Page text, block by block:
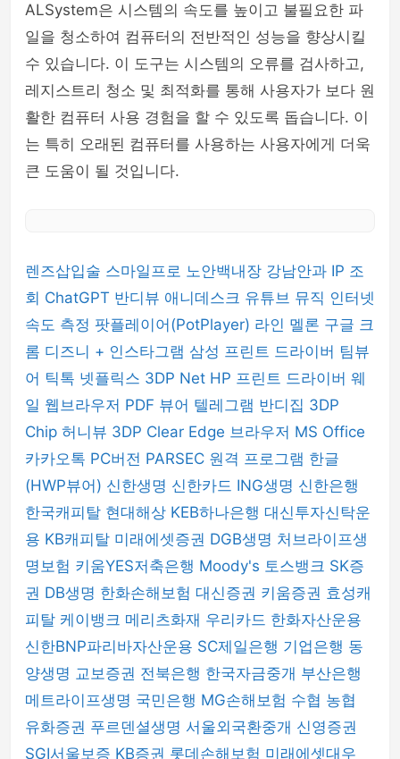
ALSystem은 시스템의 속도를 높이고 불필요한 파
일을 청소하여 컴퓨터의 전반적인 성능을 향상시킬
수 있습니다. 이 도구는 시스템의 오류를 검사하고,
레지스트리 청소 및 최적화를 통해 사용자가 보다 원
활한 컴퓨터 사용 경험을 할 수 있도록 돕습니다. 이
는 특히 오래된 컴퓨터를 사용하는 사용자에게 더욱
큰 도움이 될 것입니다.
렌즈삽입술 스마일프로 노안백내장 강남안과 IP 조
회 ChatGPT 반디뷰 애니데스크 유튜브 뮤직 인터넷
속도 측정 팟플레이어(PotPlayer) 라인 멜론 구글 크
롬 디즈니 + 인스타그램 삼성 프린트 드라이버 팀뷰
어 틱톡 넷플릭스 3DP Net HP 프린트 드라이버 웨
일 웹브라우저 PDF 뷰어 텔레그램 반디집 3DP
Chip 허니뷰 3DP Clear Edge 브라우저 MS Office
카카오톡 PC버전 PARSEC 원격 프로그램 한글
(HWP뷰어) 신한생명 신한카드 ING생명 신한은행
한국캐피탈 현대해상 KEB하나은행 대신투자신탁운
용 KB캐피탈 미래에셋증권 DGB생명 처브라이프생
명보험 키움YES저축은행 Moody's 토스뱅크 SK증
권 DB생명 한화손해보험 대신증권 키움증권 효성캐
피탈 케이뱅크 메리츠화재 우리카드 한화자산운용
신한BNP파리바자산운용 SC제일은행 기업은행 동
양생명 교보증권 전북은행 한국자금중개 부산은행
메트라이프생명 국민은행 MG손해보험 수협 농협
유화증권 푸르덴셜생명 서울외국환중개 신영증권
SGI서울보증 KB증권 롯데손해보험 미래에셋대우